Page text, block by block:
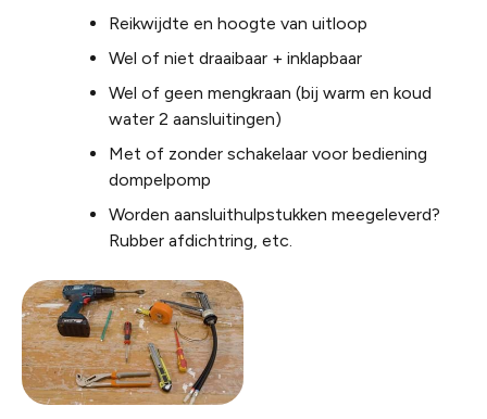
Reikwijdte en hoogte van uitloop
Wel of niet draaibaar + inklapbaar
Wel of geen mengkraan (bij warm en koud
water 2 aansluitingen)
Met of zonder schakelaar voor bediening
dompelpomp
Worden aansluithulpstukken meegeleverd?
Rubber afdichtring, etc.